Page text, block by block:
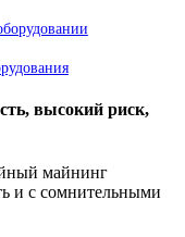
высокий риск,
майнинг
и с сомнительными